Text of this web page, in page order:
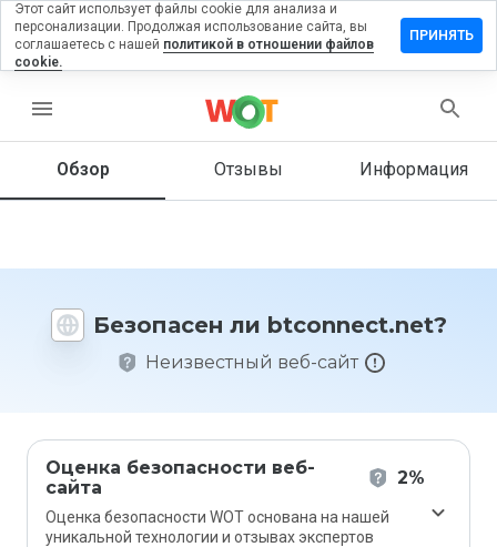
menu
Обзор Отзывы Информация
Безопасен ли btconnect.net?
Неизвестный веб-сайт
Оценка безопасности веб-
сайта
2%
Оценка безопасности WOT основана на нашей
уникальной технологии и отзывах экспертов
на
Как бы
этот
1 до 5?
Этот сайт использует файлы cookie для анализа и
персонализации. Продолжая использование сайта, вы
соглашаетесь с нашей политикой в отношении файлов
cookie.
ПРИНЯТЬ